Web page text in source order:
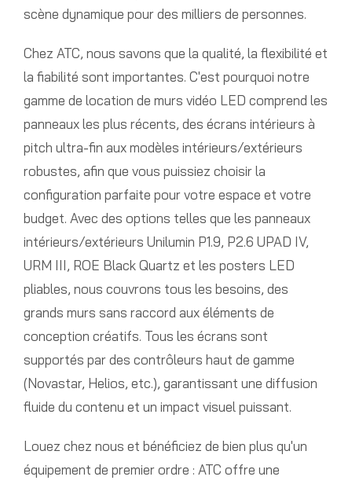
scène dynamique pour des milliers de personnes.
Chez ATC, nous savons que la qualité, la flexibilité et
la fiabilité sont importantes. C'est pourquoi notre
gamme de location de murs vidéo LED comprend les
panneaux les plus récents, des écrans intérieurs à
pitch ultra-fin aux modèles intérieurs/extérieurs
robustes, afin que vous puissiez choisir la
configuration parfaite pour votre espace et votre
budget. Avec des options telles que les panneaux
intérieurs/extérieurs Unilumin P1.9, P2.6 UPAD IV,
URM III, ROE Black Quartz et les posters LED
pliables, nous couvrons tous les besoins, des
grands murs sans raccord aux éléments de
conception créatifs. Tous les écrans sont
supportés par des contrôleurs haut de gamme
(Novastar, Helios, etc.), garantissant une diffusion
fluide du contenu et un impact visuel puissant.
Louez chez nous et bénéficiez de bien plus qu'un
équipement de premier ordre : ATC offre une